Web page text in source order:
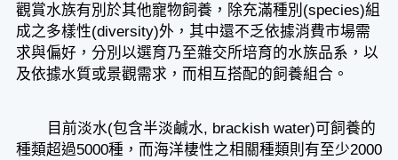
觀賞水族有別於其他寵物飼養，除充滿種別(species)組
成之多樣性(diversity)外，其中還不乏依據消費市場需
求與偏好，分別以選育乃至雜交所培育的水族品系，以
及依據水質或景觀需求，而相互搭配的飼養組合。
目前淡水(包含半淡鹹水, brackish water)可飼養的
種類超過5000種，而海洋棲性之相關種類則有至少2000